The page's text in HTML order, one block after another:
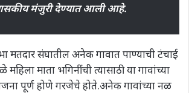
मंजुरी देण्यात आली आहे.
मतदार संघातील अनेक गावात पाण्याची टंचाई
माता भगिनींची त्यासाठी या गावांच्या
पूर्ण होणे गरजेचे होते.अनेक गावांच्या नळ